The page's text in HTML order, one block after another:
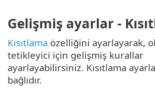
Gelişmiş ayarlar -
Kısıtlama özelliğini ayarlayarak,
tetikleyici için gelişmiş kurallar
ayarlayabilirsiniz. Kısıtlama
bağlıdır.